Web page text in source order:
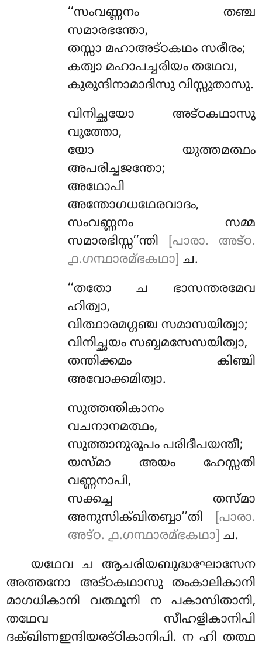
‘‘സംവണ്ണനം തഞ്ച
സമാരഭന്തോ,
തസ്സാ മഹാഅട്ഠകഥം സരീരം;
കത്വാ മഹാപച്ചരിയം തഥേവ,
കുരുന്ദിനാമാദിസു വിസ്സുതാസു.
വിനിച്ഛയോ അട്ഠകഥാസു
വുത്തോ,
യോ യുത്തമത്ഥം
അപരിച്ചജന്തോ;
അഥോപി
അന്തോഗധഥേരവാദം,
സംവണ്ണനം സമ്മ
സമാരഭിസ്സ’’ന്തി
[പാരാ. അട്ഠ.
൧.ഗന്ഥാരമ്ഭകഥാ] ച.
‘‘തതോ ച ഭാസന്തരമേവ
ഹിത്വാ,
വിത്ഥാരമഗ്ഗഞ്ച സമാസയിത്വാ;
വിനിച്ഛയം സബ്ബമസേസയിത്വാ,
തന്തിക്കമം കിഞ്ചി
അവോക്കമിത്വാ.
സുത്തന്തികാനം
വചനാനമത്ഥം,
സുത്താനുരൂപം പരിദീപയന്തീ;
യസ്മാ അയം ഹേസ്സതി
വണ്ണനാപി,
സക്കച്ച തസ്മാ
അനുസിക്ഖിതബ്ബാ’’തി
[പാരാ.
അട്ഠ. ൧.ഗന്ഥാരമ്ഭകഥാ] ച.
യഥേവ ച ആചരിയബുദ്ധഘോസേന
അത്തനോ അട്ഠകഥാസു തംകാലികാനി
മാഗധികാനി വത്ഥൂനി ന പകാസിതാനി,
തഥേവ സീഹളികാനിപി
ദക്ഖിണഇന്ദിയരട്ഠികാനിപി. ന ഹി തത്ഥ